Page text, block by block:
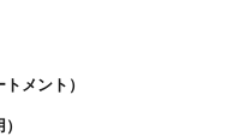
メント）